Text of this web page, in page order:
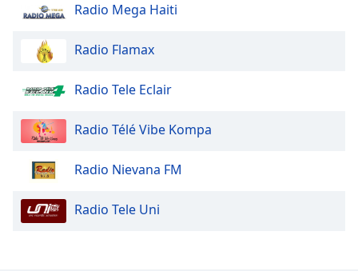
Text
Opacity
Opacity
Radio Mega Haiti
Radio Flamax
Radio Tele Eclair
Radio Télé Vibe Kompa
Radio Nievana FM
Radio Tele Uni